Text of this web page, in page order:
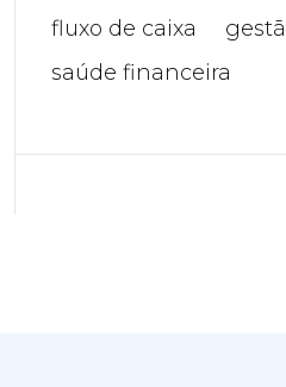
fluxo de caixa
saúde financeira